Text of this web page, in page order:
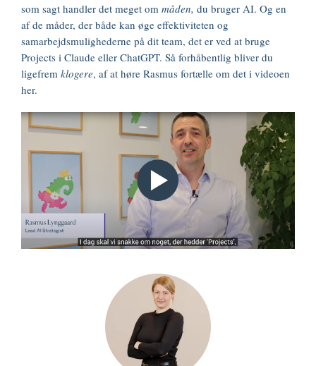
som sagt handler det meget om måden, du bruger AI. Og en
af de måder, der både kan øge effektiviteten og
samarbejdsmulighederne på dit team, det er ved at bruge
Projects i Claude eller ChatGPT. Så forhåbentlig bliver du
ligefrem klogere, af at høre Rasmus fortælle om det i videoen
her.